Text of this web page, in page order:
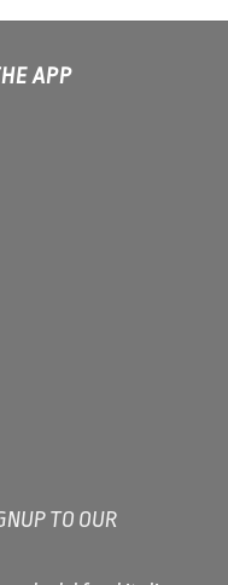
APP
TO OUR